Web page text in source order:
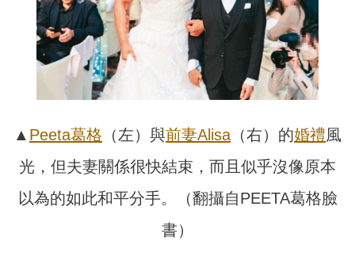
▲ Peeta葛格 （左）與前妻Alisa （右）的婚禮風
光，但夫妻關係很快結束，而且似乎沒像原本
以為的如此和平分手。（翻攝自PEETA葛格臉
書）